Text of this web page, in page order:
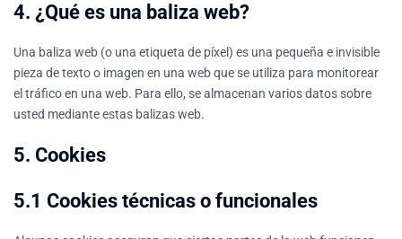
4. ¿Qué es una baliza web?
Una baliza web (o una etiqueta de píxel) es una pequeña e invisible
pieza de texto o imagen en una web que se utiliza para monitorear
el tráfico en una web. Para ello, se almacenan varios datos sobre
usted mediante estas balizas web.
5. Cookies
5.1 Cookies técnicas o funcionales